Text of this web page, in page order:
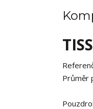
Průměr
Pouzdro: